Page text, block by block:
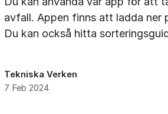
avfall. Appen finns att ladda ner
Du kan också hitta
Tekniska Verken
7 Feb 2024